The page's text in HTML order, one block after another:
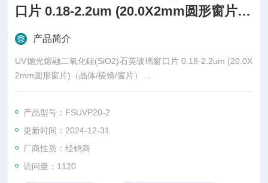
口片 0.18-2.2um (20.0X2mm圆形窗片)
（
产品简介
UV抛光熔融二氧化硅(SiO2)石英玻璃窗口片 0.18-2.2um (20.0X
2mm圆形窗片)（晶体/棱镜/窗片）
熔融石英是一种硬的，耐高温的纯玻璃。 熔融石英用于UV和VIS
熔融石英是玻璃状的石英，因此是各向同性的。 熔融石英坚硬，
具有非常低的膨胀。 正常常品种的熔融二氧化硅含有在IR中强烈
吸收的水。 提供无熔融二氧化硅的无水品种。熔融
产品型号：FSUVP20-2
更新时间：2024-12-31
厂商性质：经销商
访问量：1120